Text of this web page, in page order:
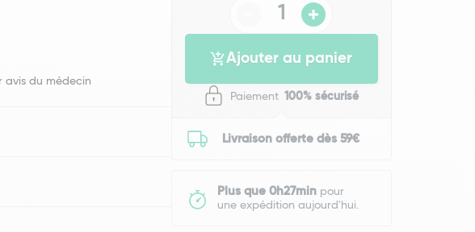
avis du médecin
Ajouter au panier
Paiement 100% sécurisé
Livraison offerte dès 59€
Plus que 0h27minpour
une expédition aujourd'hui.